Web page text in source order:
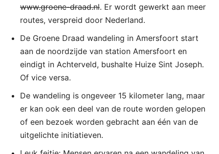
www.groene-draad.nl. Er wordt gewerkt aan meer
routes, verspreid door Nederland.
De Groene Draad wandeling in Amersfoort start
aan de noordzijde van station Amersfoort en
eindigt in Achterveld, bushalte Huize Sint Joseph.
Of vice versa.
De wandeling is ongeveer 15 kilometer lang, maar
er kan ook een deel van de route worden gelopen
of een bezoek worden gebracht aan één van de
uitgelichte initiatieven.